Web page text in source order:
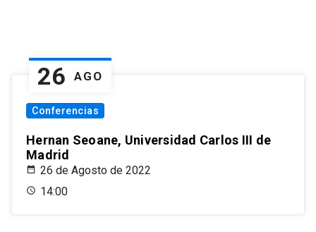
26 AGO
Conferencias
Hernan Seoane, Universidad Carlos III de
Madrid
26 de Agosto de 2022
14:00